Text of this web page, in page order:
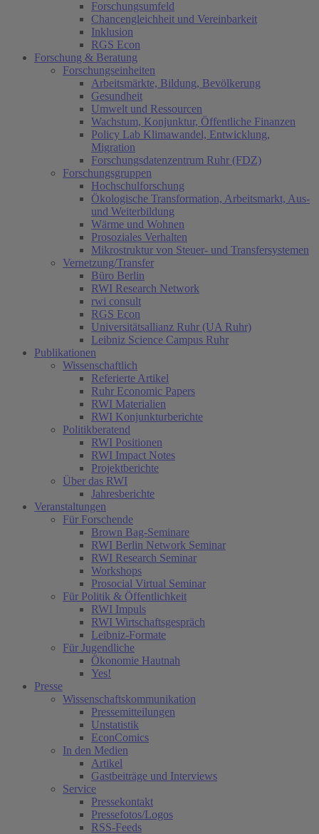
Forschungsumfeld
Chancengleichheit und Vereinbarkeit
Inklusion
RGS Econ
Forschung & Beratung
Forschungseinheiten
Arbeitsmärkte, Bildung, Bevölkerung
Gesundheit
Umwelt und Ressourcen
Wachstum, Konjunktur, Öffentliche Finanzen
Policy Lab Klimawandel, Entwicklung,
Migration
Forschungsdatenzentrum Ruhr (FDZ)
Forschungsgruppen
Hochschulforschung
Ökologische Transformation, Arbeitsmarkt, Aus-
und Weiterbildung
Wärme und Wohnen
Prosoziales Verhalten
Mikrostruktur von Steuer- und Transfersystemen
Vernetzung/Transfer
Büro Berlin
RWI Research Network
rwi consult
RGS Econ
Universitätsallianz Ruhr (UA Ruhr)
Leibniz Science Campus Ruhr
Publikationen
Wissenschaftlich
Referierte Artikel
Ruhr Economic Papers
RWI Materialien
RWI Konjunkturberichte
Politikberatend
RWI Positionen
RWI Impact Notes
Projektberichte
Über das RWI
Jahresberichte
Veranstaltungen
Für Forschende
Brown Bag-Seminare
RWI Berlin Network Seminar
RWI Research Seminar
Workshops
Prosocial Virtual Seminar
Für Politik & Öffentlichkeit
RWI Impuls
RWI Wirtschaftsgespräch
Leibniz-Formate
Für Jugendliche
Ökonomie Hautnah
Yes!
Presse
Wissenschaftskommunikation
Pressemitteilungen
Unstatistik
EconComics
In den Medien
Artikel
Gastbeiträge und Interviews
Service
Pressekontakt
Pressefotos/Logos
RSS-Feeds